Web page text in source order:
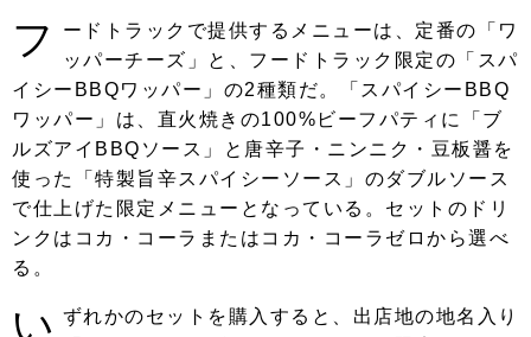
フ
ードトラックで提供するメニューは、定番の「ワ
ッパーチーズ」と、フードトラック限定の「スパ
イシーBBQワッパー」の2種類だ。「スパイシーBBQ
ワッパー」は、直火焼きの100%ビーフパティに「ブ
ルズアイBBQソース」と唐辛子・ニンニク・豆板醤を
使った「特製旨辛スパイシーソース」のダブルソース
で仕上げた限定メニューとなっている。セットのドリ
ンクはコカ・コーラまたはコカ・コーラゼロから選べ
る。
い ずれかのセットを購入すると、出店地の地名入り